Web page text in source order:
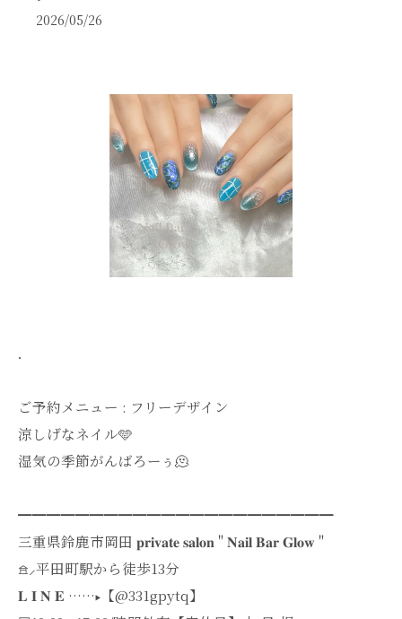
2026/05/26
．
ご予約メニュー : フリーデザイン
涼しげなネイル🩵
湿気の季節がんばろーぅ🫠
━━━━━━━━━━━━━━━━━━━━━━
三重県鈴鹿市岡田 𝐩𝐫𝐢𝐯𝐚𝐭𝐞 𝐬𝐚𝐥𝐨𝐧 " 𝐍𝐚𝐢𝐥 𝐁𝐚𝐫 𝐆𝐥𝐨𝐰 "
𖠿⸝平田町駅から徒歩13分
𝐋 𝐈 𝐍 𝐄 ······▸【@331gpytq】